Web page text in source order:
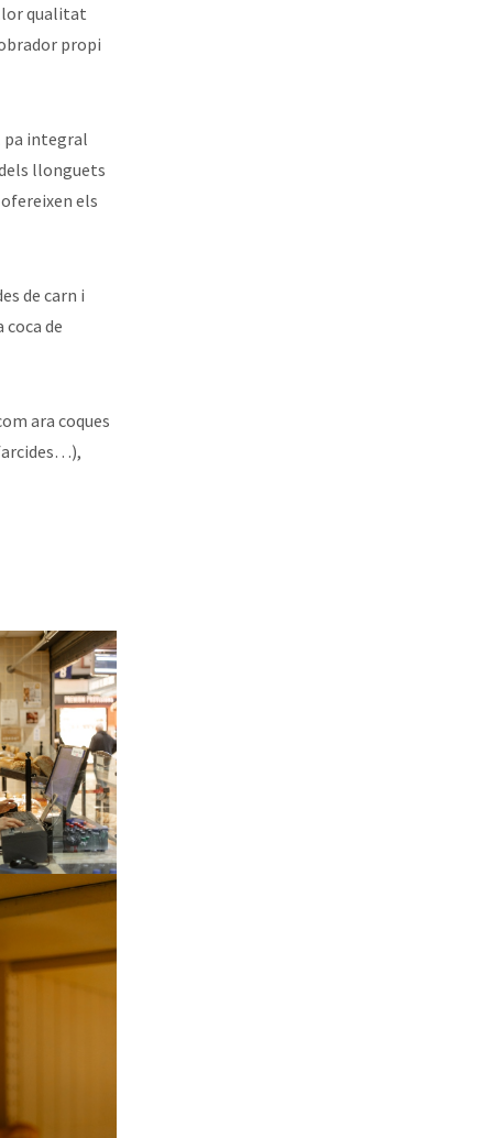
qualitat
propi
pa integral
llonguets
els
de carn i
de
ara coques